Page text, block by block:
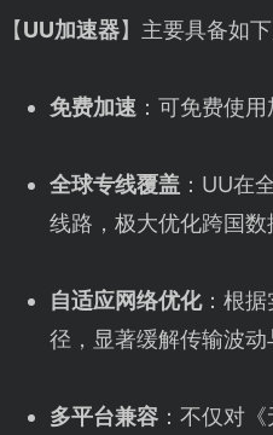
【UU加速器】主要具备如
免费加速 ：可免费使
全球专线覆盖：UU在
线路，极大优化跨国数
自适应网络优化：根据
径，显著缓解传输波动
多平台兼容：不仅对